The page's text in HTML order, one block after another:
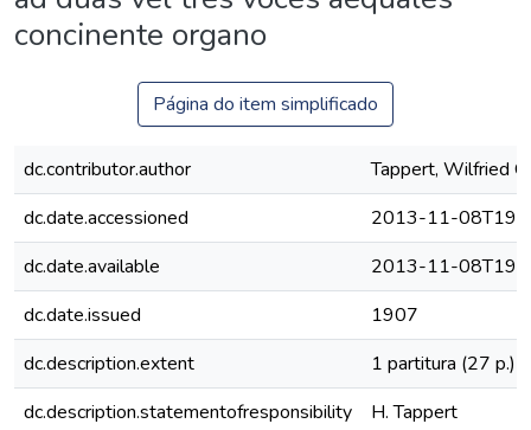
concinente organo
Página do item simplificado
dc.contributor.author
Tappert, Wilfried
dc.date.accessioned
2013-11-
dc.date.available
2013-11-
dc.date.issued
1907
dc.description.extent
1 partitura (27 p.)
dc.description.statementofresponsibility
H. Tappert